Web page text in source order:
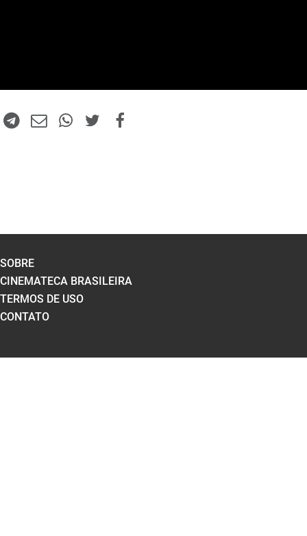
SOBRE
CINEMATECA BRASILEIRA
TERMOS DE USO
CONTATO